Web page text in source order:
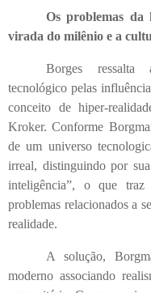
Os problemas da
virada do milênio e a
Borges ressalta
tecnológico pelas
conceito de hiper-
Kroker. Conforme
de um universo
irreal, distinguindo por
inteligência”, o que traz
problemas relacionados a
realidade.
A solução,
moderno associando